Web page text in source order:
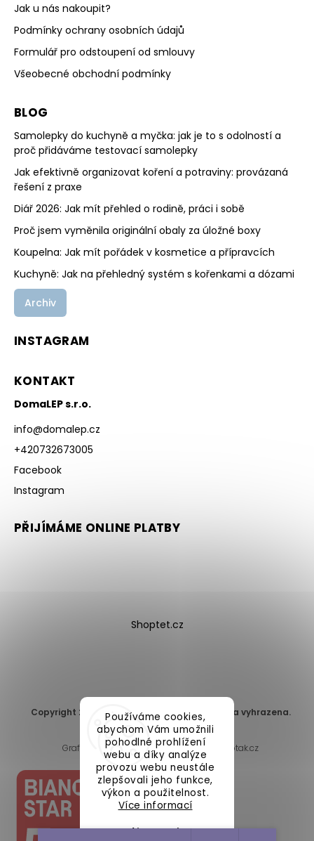
Používáme cookies,
abychom Vám umožnili
pohodlné prohlížení
webu a díky analýze
provozu webu neustále
zlepšovali jeho funkce,
výkon a použitelnost.
Více informací
Nastavení
Jak u nás nakoupit?
Podmínky ochrany osobních údajů
Formulář pro odstoupení od smlouvy
Všeobecné obchodní podmínky
BLOG
Samolepky do kuchyně a myčka: jak je to s odolností a
proč přidáváme testovací samolepky
Jak efektivně organizovat koření a potraviny: provázaná
řešení z praxe
Diář 2026: Jak mít přehled o rodině, práci i sobě
Proč jsem vyměnila originální obaly za úložné boxy
Koupelna: Jak mít pořádek v kosmetice a přípravcích
Kuchyně: Jak na přehledný systém s kořenkami a dózami
Archiv
INSTAGRAM
KONTAKT
DomaLEP s.r.o.
info@domalep.cz
+420732673005
Facebook
Instagram
PŘIJÍMÁME ONLINE PLATBY
Shoptet.cz
Copyright 2026 DomaLEP s.r.o. . Všechna práva vyhrazena.
Upravit nastavení cookies
Grafický návrh vytvořil a nakódoval
Shoptak.cz